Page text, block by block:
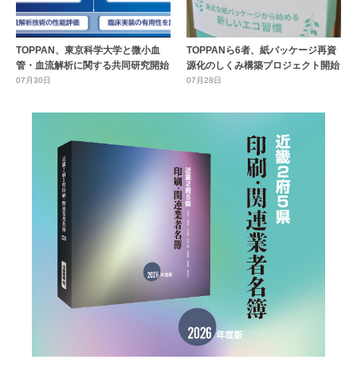
TOPPAN、東京科学大学と微小血
管・血流解析に関する共同研究開始
07月30日
TOPPANら6者、紙パッケージ再資
源化のしくみ構築プロジェクト開始
07月28日